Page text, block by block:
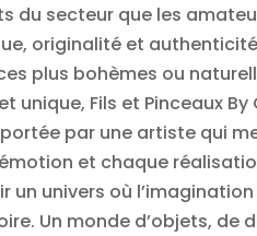
du secteur que les
originalité et
plus bohèmes ou
unique, Fils et Pinceaux
par une artiste qui
et chaque
un univers où
Un monde d’objets,